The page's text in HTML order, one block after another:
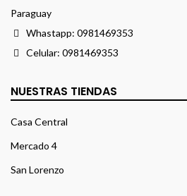
Paraguay
Whastapp: 0981469353
Celular: 0981469353
NUESTRAS TIENDAS
Casa Central
Mercado 4
San Lorenzo